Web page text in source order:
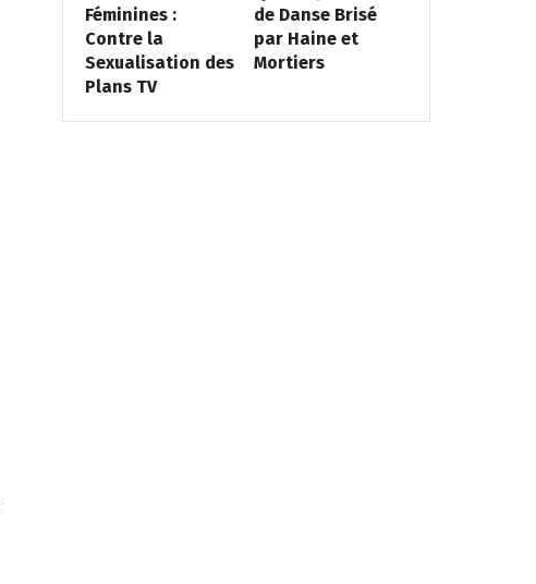
Féminines :
Contre la
Sexualisation des
Plans TV
de Danse Brisé
par Haine et
Mortiers